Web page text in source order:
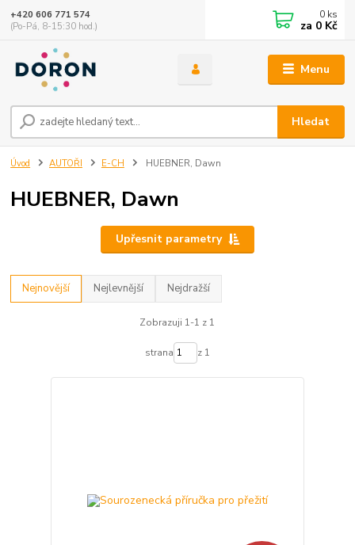
Menu
Hledat
+420 606 771 574
(Po-Pá, 8-15:30 hod.)
0 ks
za 0 Kč
Úvod AUTOŘI E-CH HUEBNER, Dawn
HUEBNER, Dawn
Upřesnit parametry
Nejnovější Nejlevnější Nejdražší
Zobrazuji 1-1 z 1
strana z 1